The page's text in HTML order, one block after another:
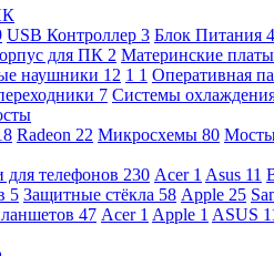
USB Контроллер 3 Блок Питания 4
для ПК 2 Материнские платы
наушники 12 1 1 Оперативная
7 Системы
Radeon 22 Микросхемы 80
для телефонов 230 Acer 1 Asus 11
5 Защитные стёкла 58 Apple 25
47 Acer 1 Apple 1 ASUS